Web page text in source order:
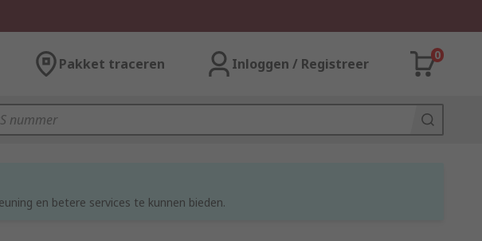
Pakket traceren Inloggen / Registreer
0
en betere services te kunnen bieden.